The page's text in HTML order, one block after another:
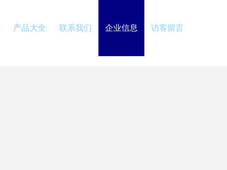
产品大全 联系我们 企业信息 访客留言